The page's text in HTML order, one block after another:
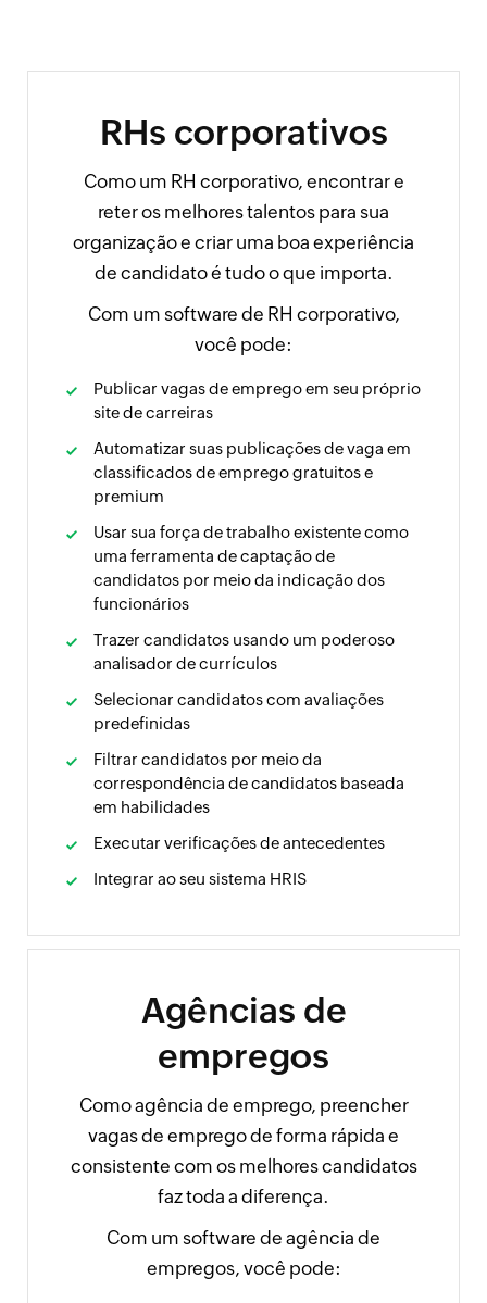
RHs corporativos
Como um RH corporativo, encontrar e
reter os melhores talentos para sua
organização e criar uma boa experiência
de candidato é tudo o que importa.
Com um software de RH corporativo,
você pode:
Publicar vagas de emprego em seu próprio
site de carreiras
Automatizar suas publicações de vaga em
classificados de emprego gratuitos e
premium
Usar sua força de trabalho existente como
uma ferramenta de captação de
candidatos por meio da indicação dos
funcionários
Trazer candidatos usando um poderoso
analisador de currículos
Selecionar candidatos com avaliações
predefinidas
Filtrar candidatos por meio da
correspondência de candidatos baseada
em habilidades
Executar verificações de antecedentes
Integrar ao seu sistema HRIS
Agências de
empregos
Como agência de emprego, preencher
vagas de emprego de forma rápida e
consistente com os melhores candidatos
faz toda a diferença.
Com um software de agência de
empregos, você pode: